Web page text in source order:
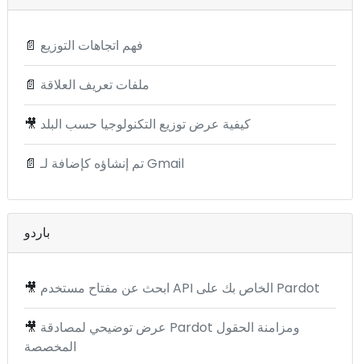
📄 فهم اتجاهات التوزيع
📄 ملفات تعريف العلاقة
🎥 كيفية عرض توزيع التكنولوجيا حسب البلد
📄 تم إنشاؤه كإضافة لـ Gmail
باردو
🎥 ابحث عن مفتاح مستخدم API الخاص بك على Pardot
🎥 عرض توضيحي لمصادقة Pardot ومزامنة الحقول
المخصصة